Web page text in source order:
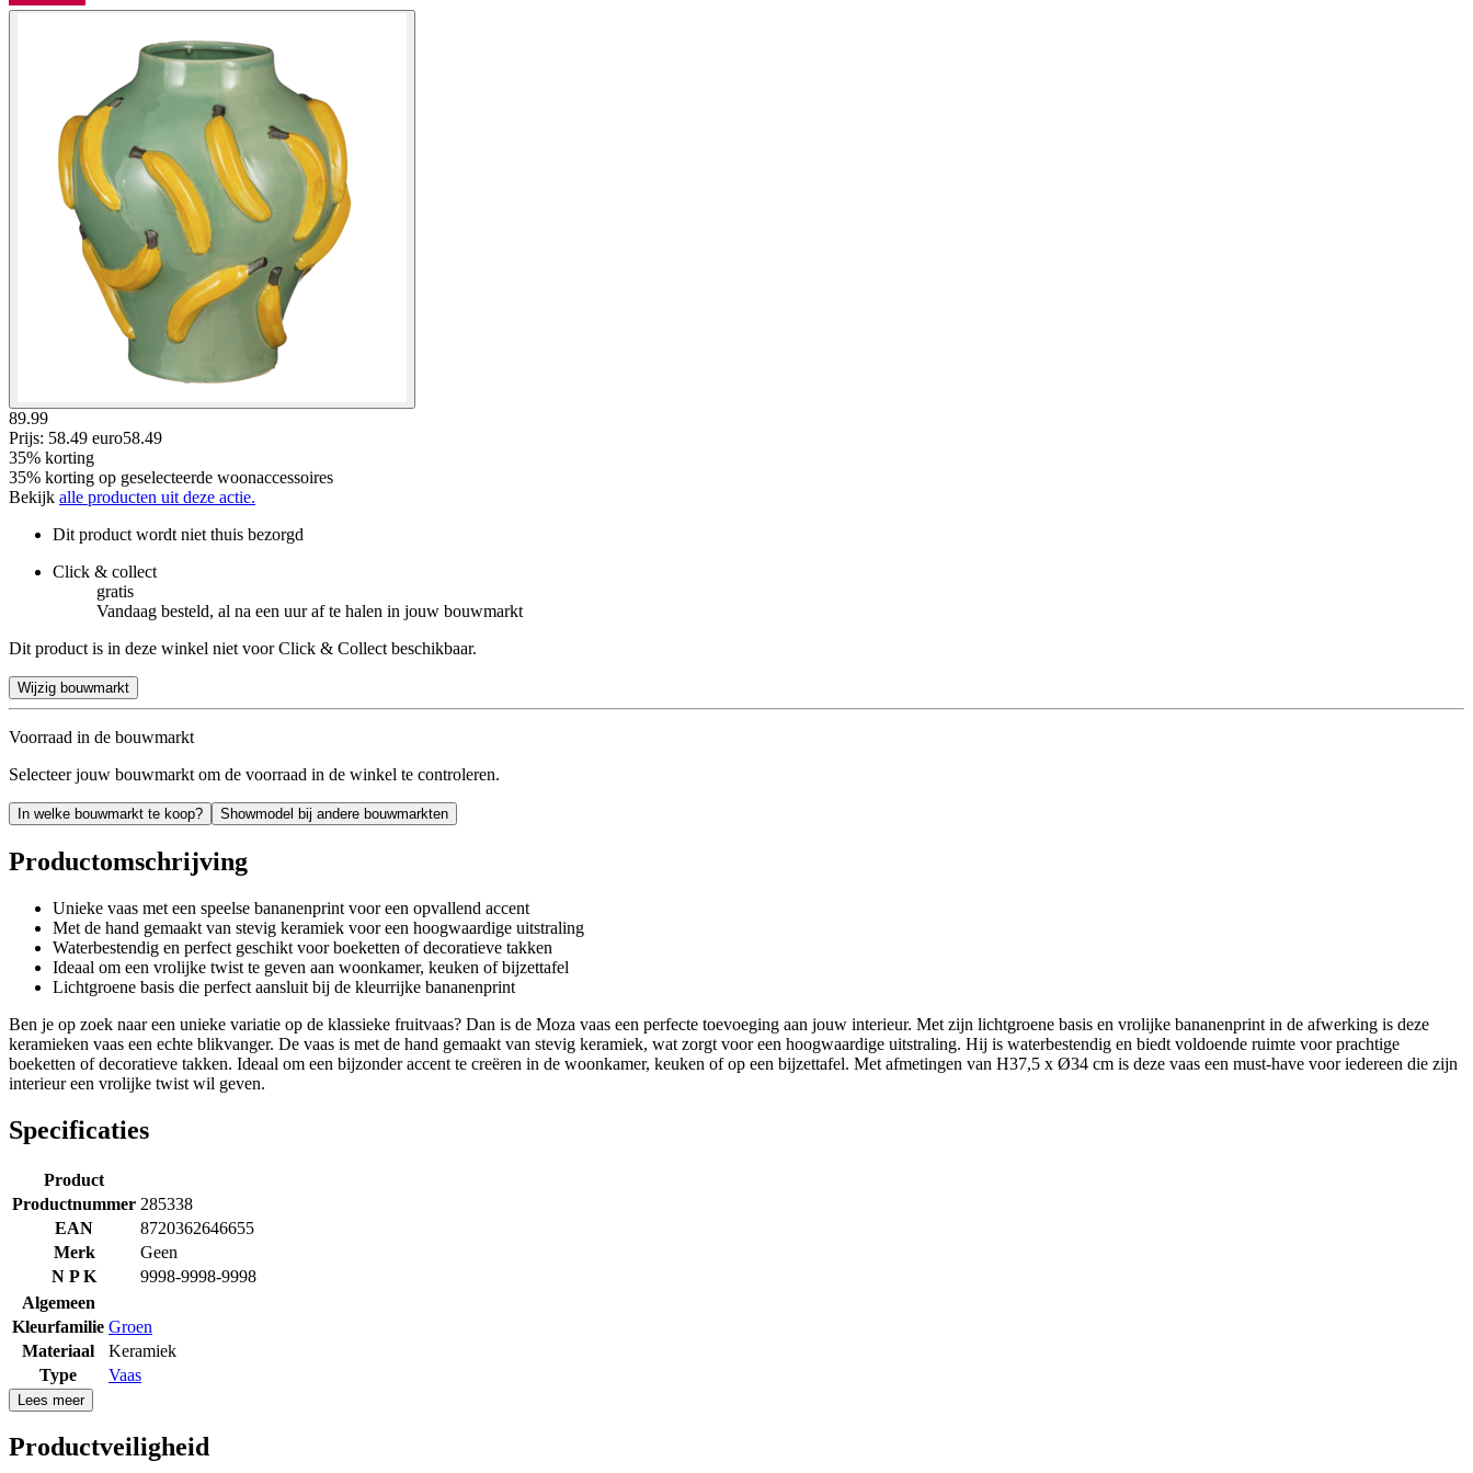
89.99
Prijs: 58.49 euro58.49
35% korting
35% korting op geselecteerde woonaccessoires
Bekijk alle producten uit deze actie.
Dit product wordt niet thuis bezorgd
Click & collect
gratis
Vandaag besteld, al na een uur af te halen in jouw bouwmarkt
Dit product is in deze winkel niet voor Click & Collect beschikbaar.
Wijzig bouwmarkt
Voorraad in de bouwmarkt
Selecteer jouw bouwmarkt om de voorraad in de winkel te controleren.
In welke bouwmarkt te koop? Showmodel bij andere bouwmarkten
Productomschrijving
Unieke vaas met een speelse bananenprint voor een opvallend accent
Met de hand gemaakt van stevig keramiek voor een hoogwaardige uitstraling
Waterbestendig en perfect geschikt voor boeketten of decoratieve takken
Ideaal om een vrolijke twist te geven aan woonkamer, keuken of bijzettafel
Lichtgroene basis die perfect aansluit bij de kleurrijke bananenprint
Ben je op zoek naar een unieke variatie op de klassieke fruitvaas? Dan is de Moza vaas een perfecte toevoeging aan jouw interieur. Met zijn lichtgroene basis en vrolijke bananenprint in de afwerking is deze
keramieken vaas een echte blikvanger. De vaas is met de hand gemaakt van stevig keramiek, wat zorgt voor een hoogwaardige uitstraling. Hij is waterbestendig en biedt voldoende ruimte voor prachtige
boeketten of decoratieve takken. Ideaal om een bijzonder accent te creëren in de woonkamer, keuken of op een bijzettafel. Met afmetingen van H37,5 x Ø34 cm is deze vaas een must-have voor iedereen die zijn
interieur een vrolijke twist wil geven.
Specificaties
Product
Productnummer 285338
EAN
8720362646655
Merk
Geen
N P K
9998-9998-9998
Algemeen
Kleurfamilie Groen
Materiaal
Keramiek
Type
Vaas
Lees meer
Productveiligheid